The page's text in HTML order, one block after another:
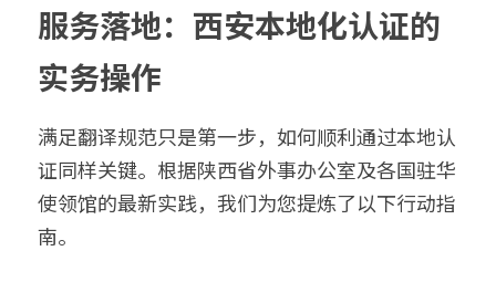
服务落地：西安本地化认证的
实务操作
满足翻译规范只是第一步，如何顺利通过本地认
证同样关键。根据陕西省外事办公室及各国驻华
使领馆的最新实践，我们为您提炼了以下行动指
南。